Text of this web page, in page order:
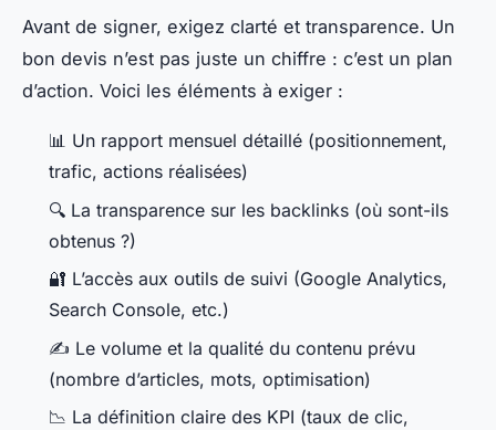
Avant de signer, exigez clarté et transparence. Un
bon devis n’est pas juste un chiffre : c’est un plan
d’action. Voici les éléments à exiger :
📊 Un rapport mensuel détaillé (positionnement,
trafic, actions réalisées)
🔍 La transparence sur les backlinks (où sont-ils
obtenus ?)
🔐 L’accès aux outils de suivi (Google Analytics,
Search Console, etc.)
✍️ Le volume et la qualité du contenu prévu
(nombre d’articles, mots, optimisation)
📉 La définition claire des KPI (taux de clic,